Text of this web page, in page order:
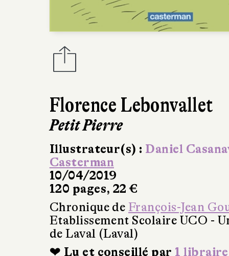
Florence Lebonvallet
Petit Pierre
Illustrateur(s) : Daniel
Casterman
10/04/2019
120 pages, 22 €
Chronique de François-Jean
Etablissement Scolaire UCO -
de Laval (Laval)
❤ Lu et conseillé par 1